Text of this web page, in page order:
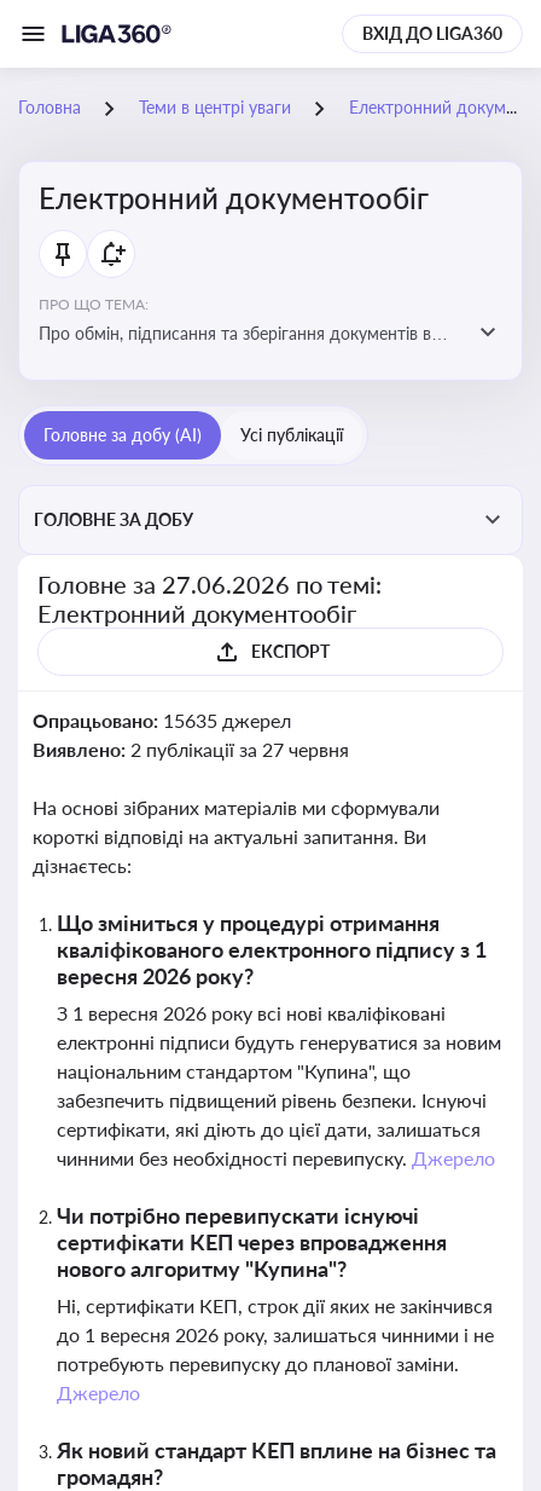
ВХІД ДО LIGA360
Головна Теми в центрі уваги Електронний документообіг
Електронний документообіг
ПРО ЩО ТЕМА:
Про обмін, підписання та зберігання документів в
Головне за добу (AI) Усі публікації
ГОЛОВНЕ ЗА ДОБУ
Головне за 27.06.2026 по темі:
Електронний документообіг
ЕКСПОРТ
Опрацьовано: 15635 джерел
Виявлено: 2 публікації за 27 червня
На основі зібраних матеріалів ми сформували
короткі відповіді на актуальні запитання. Ви
дізнаєтесь:
Що зміниться у процедурі отримання
кваліфікованого електронного підпису з 1
вересня 2026 року?
З 1 вересня 2026 року всі нові кваліфіковані
електронні підписи будуть генеруватися за новим
національним стандартом "Купина", що
забезпечить підвищений рівень безпеки. Існуючі
сертифікати, які діють до цієї дати, залишаться
чинними без необхідності перевипуску. Джерело
Чи потрібно перевипускати існуючі
сертифікати КЕП через впровадження
нового алгоритму "Купина"?
Ні, сертифікати КЕП, строк дії яких не закінчився
до 1 вересня 2026 року, залишаться чинними і не
потребують перевипуску до планової заміни.
Джерело
Як новий стандарт КЕП вплине на бізнес та
громадян?